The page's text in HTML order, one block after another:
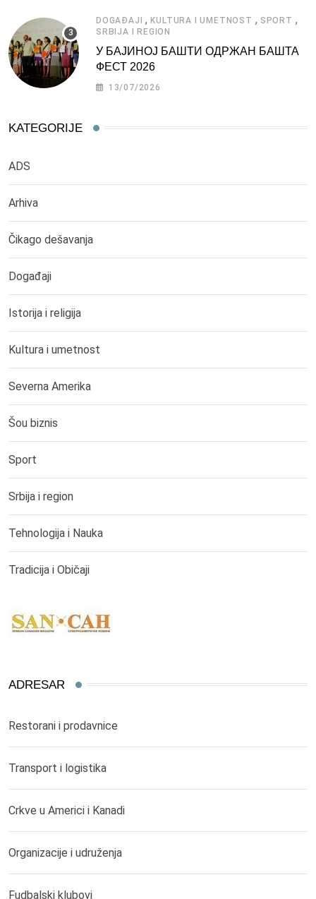
DOGAĐAJI ,KULTURA I UMETNOST , SPORT ,
SRBIJA I REGION
У БАЈИНОЈ БАШТИ ОДРЖАН БАШТА
ФЕСТ 2026
13/07/2026
KATEGORIJE
ADS
Arhiva
Čikago dešavanja
Događaji
Istorija i religija
Kultura i umetnost
Severna Amerika
Šou biznis
Sport
Srbija i region
Tehnologija i Nauka
Tradicija i Običaji
ADRESAR
Restorani i prodavnice
Transport i logistika
Crkve u Americi i Kanadi
Organizacije i udruženja
Fudbalski klubovi